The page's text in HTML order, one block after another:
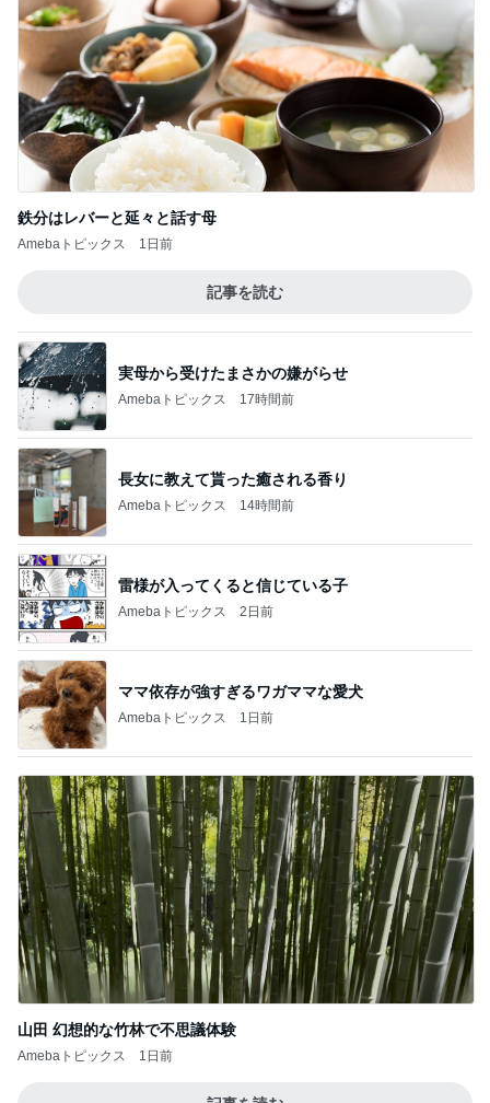
鉄分はレバーと延々と話す母
Amebaトピックス 1日前
記事を読む
実母から受けたまさかの嫌がらせ
Amebaトピックス 17時間前
長女に教えて貰った癒される香り
Amebaトピックス 14時間前
雷様が入ってくると信じている子
Amebaトピックス 2日前
ママ依存が強すぎるワガママな愛犬
Amebaトピックス 1日前
山田 幻想的な竹林で不思議体験
Amebaトピックス 1日前